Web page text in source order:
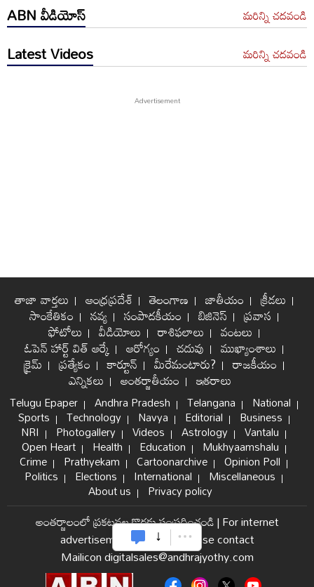
ABN వీడియోస్ మరిన్ని చదవండి
Latest Videos మరిన్ని చదవండి
తాజా వార్తలు ఆంధ్రప్రదేశ్ తెలంగాణ జాతీయం క్రీడలు
సాంకేతికం నవ్య సంపాదకీయం బిజినెస్ ప్రవాస
ఫోటోలు వీడియోలు రాశిఫలాలు వంటలు
ఓపెన్ హార్ట్ విత్ ఆర్కే ఆరోగ్యం చదువు ముఖ్యాంశాలు
క్రైమ్ ప్రత్యేకం కార్టూన్ మీరేమంటారు? రాజకీయం
ఎన్నికలు అంతర్జాతీయం ఇతరాలు
Telugu Epaper Andhra Pradesh Telangana National
Sports Technology Navya Editorial Business
NRI Photogallery Videos Astrology Vantalu
Open Heart Health Education Mukhyaamshalu
Crime Prathyekam Cartoonarchive Opinion Poll
Politics Elections International Miscellaneous
About us Privacy policy
అంతర్జాలంలో ప్రకటనల కొరకు సంప్రదించండి|For internet
advertisement and sales please contact
Mailicon digitalsales@andhrajyothy.com